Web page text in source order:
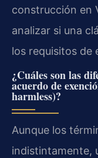
construcción en
analizar si una
los requisitos de
¿Cuáles son las
acuerdo de
harmless)?
Aunque los
indistintamente,